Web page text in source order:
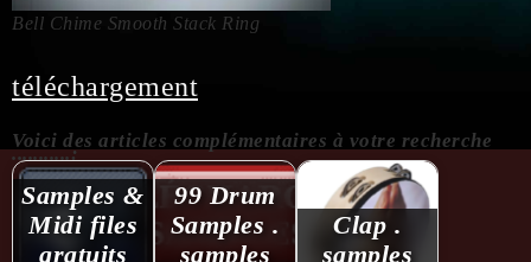
Bell Chime Smooth Stack Ring
téléchargement
Voici des articles complémentaires à votre recherche
...........:
Samples &
Midi files
gratuits
99 Drum
Samples .
samples
Clap .
samples